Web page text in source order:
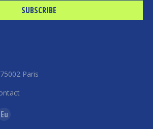
Paris
Euroquity